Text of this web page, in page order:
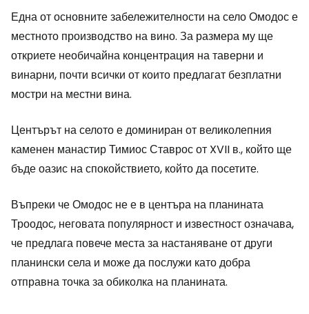
Една от основните забележителности на село Омодос е
местното производство на вино. За размера му ще
откриете необичайна концентрация на таверни и
винарни, почти всички от които предлагат безплатни
мостри на местни вина.
Центърът на селото е доминиран от великолепния
каменен манастир Тимиос Ставрос от XVII в., който ще
бъде оазис на спокойствието, който да посетите.
Въпреки че Омодос не е в центъра на планината
Троодос, неговата популярност и известност означава,
че предлага повече места за настаняване от други
планински села и може да послужи като добра
отправна точка за обиколка на планината.